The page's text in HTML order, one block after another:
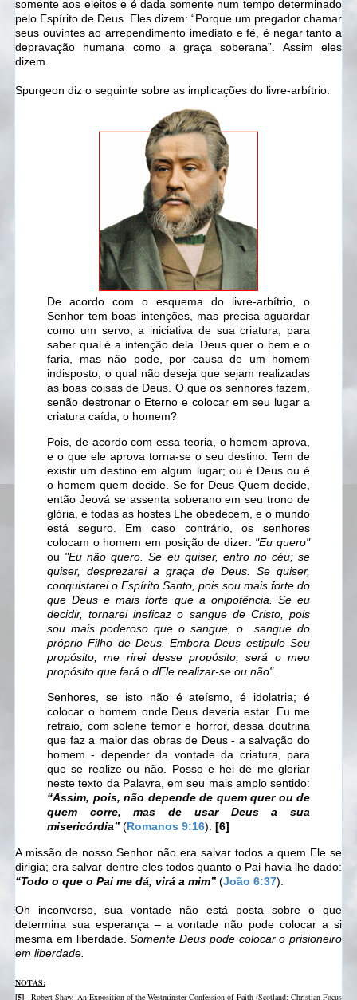
somente aos eleitos e é dada somente num tempo determinado
pelo Espírito de Deus. Eles dizem: “Porque um pregador chamar
seus ouvintes ao arrependimento imediato e fé, é negar tanto a
depravação humana como a graça soberana”. Assim eles
dizem.
Spurgeon diz o seguinte sobre as implicações do livre-arbítrio:
De acordo com o esquema do livre-arbítrio, o
Senhor tem boas intenções, mas precisa aguardar
como um servo, a iniciativa de sua criatura, para
saber qual é a intenção dela. Deus quer o bem e o
faria, mas não pode, por causa de um homem
indisposto, o qual não deseja que sejam realizadas
as boas coisas de Deus. O que os senhores fazem,
senão destronar o Eterno e colocar em seu lugar a
criatura caída, o homem?
Pois, de acordo com essa teoria, o homem aprova,
e o que ele aprova torna-se o seu destino. Tem de
existir um destino em algum lugar; ou é Deus ou é
o homem quem decide. Se for Deus Quem decide,
então Jeová se assenta soberano em seu trono de
glória, e todas as hostes Lhe obedecem, e o mundo
está seguro. Em caso contrário, os senhores
colocam o homem em posição de dizer: "Eu quero"
ou "Eu não quero. Se eu quiser, entro no céu; se
quiser, desprezarei a graça de Deus. Se quiser,
conquistarei o Espírito Santo, pois sou mais forte do
que Deus e mais forte que a onipotência. Se eu
decidir, tornarei ineficaz o sangue de Cristo, pois
sou mais poderoso que o sangue, o sangue do
próprio Filho de Deus. Embora Deus estipule Seu
propósito, me rirei desse propósito; será o meu
propósito que fará o dEle realizar-se ou não".
Senhores, se isto não é ateísmo, é idolatria; é
colocar o homem onde Deus deveria estar. Eu me
retraio, com solene temor e horror, dessa doutrina
que faz a maior das obras de Deus - a salvação do
homem - depender da vontade da criatura, para
que se realize ou não. Posso e hei de me gloriar
neste texto da Palavra, em seu mais amplo sentido:
“Assim, pois, não depende de quem quer ou de
quem corre, mas de usar Deus a sua
misericórdia” (Romanos 9:16). [6]
A missão de nosso Senhor não era salvar todos a quem Ele se
dirigia; era salvar dentre eles todos quanto o Pai havia lhe dado:
“Todo o que o Pai me dá, virá a mim” (João 6:37).
Oh inconverso, sua vontade não está posta sobre o que
determina sua esperança – a vontade não pode colocar a si
mesma em liberdade.Somente Deus pode colocar o prisioneiro
em liberdade.
NOTAS:
[5] - Robert Shaw, An Exposition of the Westminster Confession of Faith (Scotland: Christian Focus